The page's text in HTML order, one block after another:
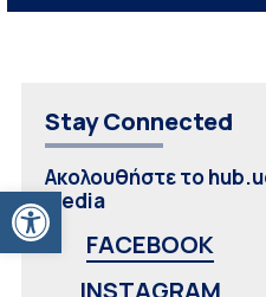
Ανοίξτε τη γραμμή εργαλείων
Stay Connected
Ακολουθήστε το
Media
FACEBOOK
INSTAGRAM